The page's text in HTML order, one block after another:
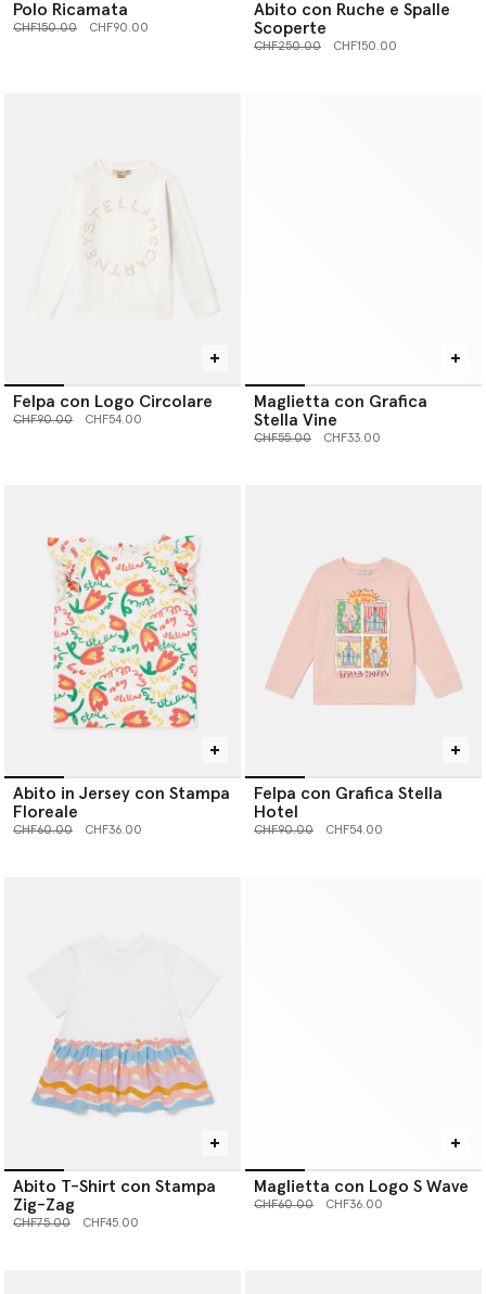
Polo Ricamata
Prezzo ridotto da
CHF150.00a CHF90.00
Abito con Ruche e Spalle
Scoperte
Prezzo ridotto da
CHF250.00a CHF150.00
Felpa con Logo Circolare
Prezzo ridotto da
CHF90.00a CHF54.00
Maglietta con Grafica
Stella Vine
Prezzo ridotto da
CHF55.00a CHF33.00
Abito in Jersey con Stampa
Floreale
Prezzo ridotto da
CHF60.00a CHF36.00
Felpa con Grafica Stella
Hotel
Prezzo ridotto da
CHF90.00a CHF54.00
Abito T-Shirt con Stampa
Zig-Zag
Prezzo ridotto da
CHF75.00a CHF45.00
Maglietta con Logo S Wave
Prezzo ridotto da
CHF60.00a CHF36.00